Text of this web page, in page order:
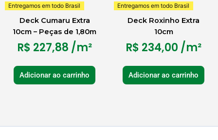
Entregamos em todo Brasil
Deck Cumaru Extra
10cm – Peças de 1,80m
R$ 227,88 /m²
Adicionar ao carrinho
Entregamos em todo Brasil
Deck Roxinho Extra
10cm
R$ 234,00 /m²
Adicionar ao carrinho